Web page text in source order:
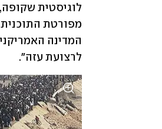
לרצועת עזה".